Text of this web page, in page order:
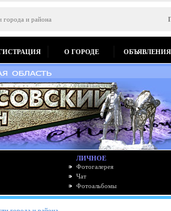
города и района
О ГОРОДЕ ОБЪЯВЛЕНИЯ
ЛИЧНОЕ
Фотогалерея
Чат
Фотоальбомы